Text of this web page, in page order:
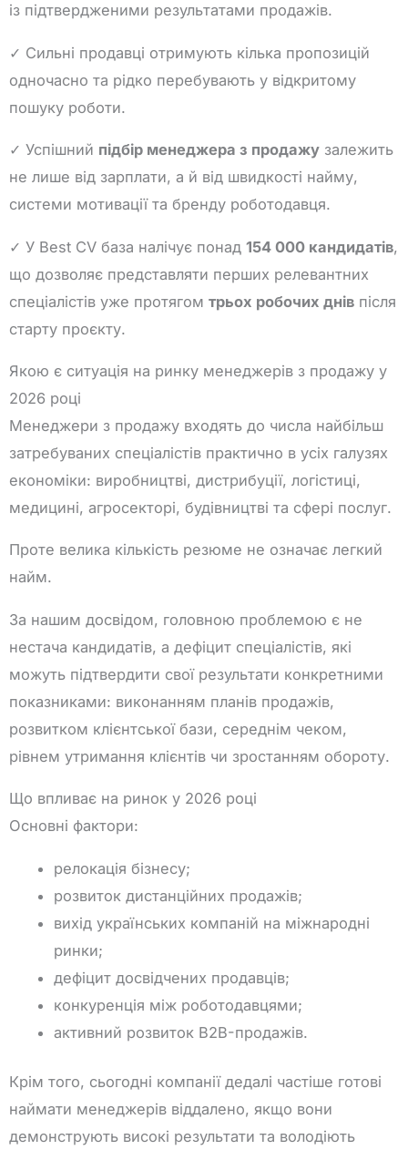
із підтвердженими результатами продажів.
✓ Сильні продавці отримують кілька пропозицій
одночасно та рідко перебувають у відкритому
пошуку роботи.
✓ Успішний підбір менеджера з продажу залежить
не лише від зарплати, а й від швидкості найму,
системи мотивації та бренду роботодавця.
✓ У Best CV база налічує понад 154 000 кандидатів,
що дозволяє представляти перших релевантних
спеціалістів уже протягом трьох робочих днів після
старту проєкту.
Якою є ситуація на ринку менеджерів з продажу у
2026 році
Менеджери з продажу входять до числа найбільш
затребуваних спеціалістів практично в усіх галузях
економіки: виробництві, дистрибуції, логістиці,
медицині, агросекторі, будівництві та сфері послуг.
Проте велика кількість резюме не означає легкий
найм.
За нашим досвідом, головною проблемою є не
нестача кандидатів, а дефіцит спеціалістів, які
можуть підтвердити свої результати конкретними
показниками: виконанням планів продажів,
розвитком клієнтської бази, середнім чеком,
рівнем утримання клієнтів чи зростанням обороту.
Що впливає на ринок у 2026 році
Основні фактори:
релокація бізнесу;
розвиток дистанційних продажів;
вихід українських компаній на міжнародні
ринки;
дефіцит досвідчених продавців;
конкуренція між роботодавцями;
активний розвиток B2B-продажів.
Крім того, сьогодні компанії дедалі частіше готові
наймати менеджерів віддалено, якщо вони
демонструють високі результати та володіють